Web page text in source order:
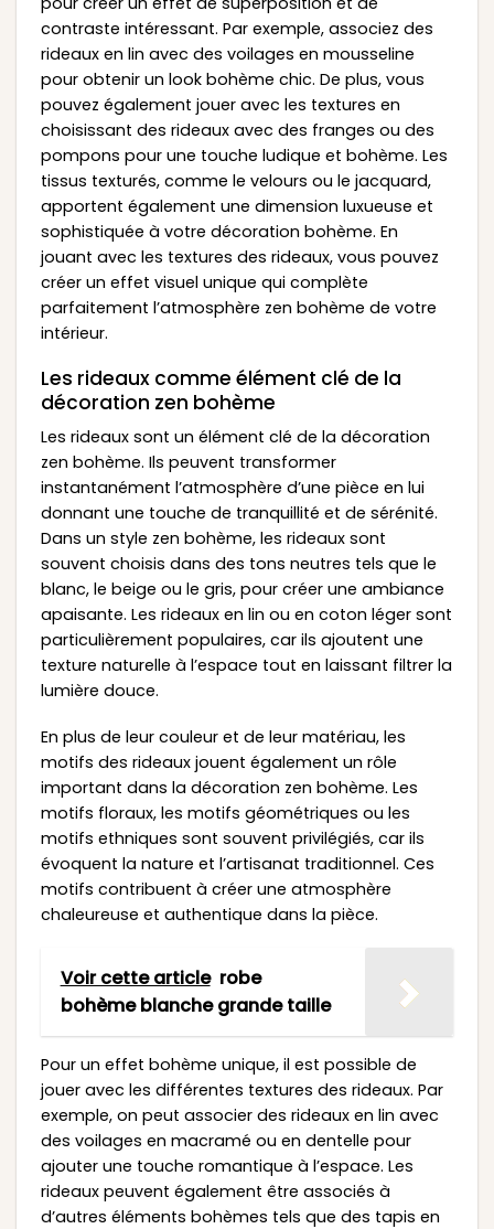
contraste intéressant. Par exemple, associez des
rideaux en lin avec des voilages en mousseline
pour obtenir un look bohème chic. De plus, vous
pouvez également jouer avec les textures en
choisissant des rideaux avec des franges ou des
pompons pour une touche ludique et bohème. Les
tissus texturés, comme le velours ou le jacquard,
apportent également une dimension luxueuse et
sophistiquée à votre décoration bohème. En
jouant avec les textures des rideaux, vous pouvez
créer un effet visuel unique qui complète
parfaitement l’atmosphère zen bohème de votre
intérieur.
Les rideaux comme élément clé de la
décoration zen bohème
Les rideaux sont un élément clé de la décoration
zen bohème. Ils peuvent transformer
instantanément l’atmosphère d’une pièce en lui
donnant une touche de tranquillité et de sérénité.
Dans un style zen bohème, les rideaux sont
souvent choisis dans des tons neutres tels que le
blanc, le beige ou le gris, pour créer une ambiance
apaisante. Les rideaux en lin ou en coton léger sont
particulièrement populaires, car ils ajoutent une
texture naturelle à l’espace tout en laissant filtrer la
lumière douce.
En plus de leur couleur et de leur matériau, les
motifs des rideaux jouent également un rôle
important dans la décoration zen bohème. Les
motifs floraux, les motifs géométriques ou les
motifs ethniques sont souvent privilégiés, car ils
évoquent la nature et l’artisanat traditionnel. Ces
motifs contribuent à créer une atmosphère
chaleureuse et authentique dans la pièce.
Voir cette article robe
bohème blanche grande taille
Pour un effet bohème unique, il est possible de
jouer avec les différentes textures des rideaux. Par
exemple, on peut associer des rideaux en lin avec
des voilages en macramé ou en dentelle pour
ajouter une touche romantique à l’espace. Les
rideaux peuvent également être associés à
d’autres éléments bohèmes tels que des tapis en